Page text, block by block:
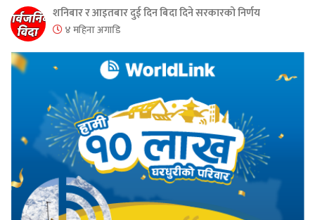
शनिबार र आइतबार दुई दिन बिदा दिने सरकारको निर्णय
४ महिना अगाडि